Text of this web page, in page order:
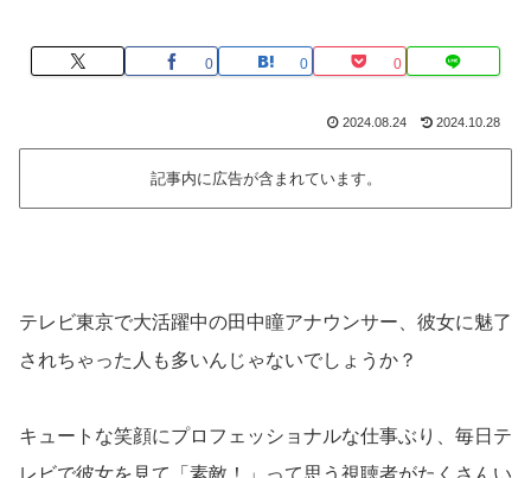
0 0 0
2024.08.24 2024.10.28
記事内に広告が含まれています。
テレビ東京で大活躍中の田中瞳アナウンサー、彼女に魅了
されちゃった人も多いんじゃないでしょうか？
キュートな笑顔にプロフェッショナルな仕事ぶり、毎日テ
レビで彼女を見て「素敵！」って思う視聴者がたくさんい